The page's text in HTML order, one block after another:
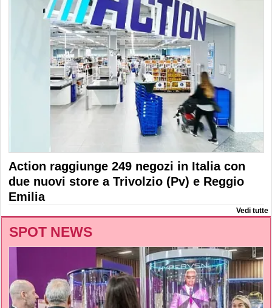
Action raggiunge 249 negozi in Italia con
due nuovi store a Trivolzio (Pv) e Reggio
Emilia
Vedi tutte
SPOT NEWS